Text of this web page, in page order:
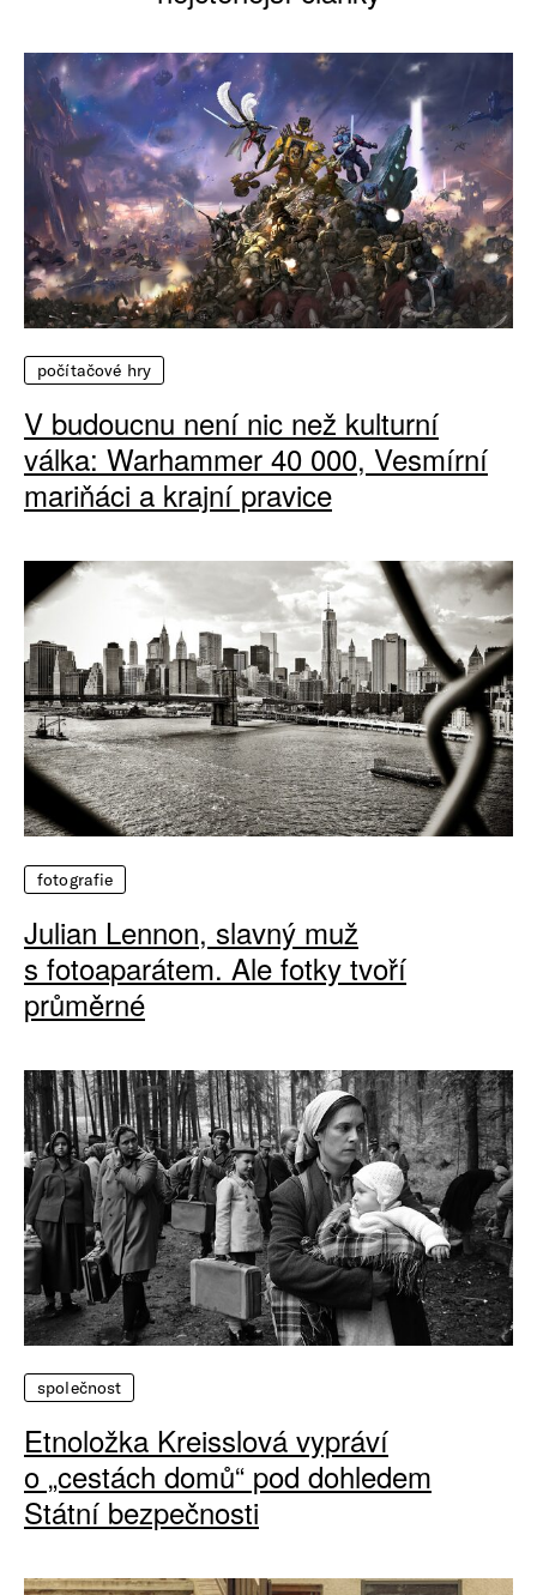
počítačové hry
V budoucnu není nic než kulturní
válka: Warhammer 40 000, Vesmírní
mariňáci a krajní pravice
fotografie
Julian Lennon, slavný muž
s fotoaparátem. Ale fotky tvoří
průměrné
společnost
Etnoložka Kreisslová vypráví
o „cestách domů“ pod dohledem
Státní bezpečnosti